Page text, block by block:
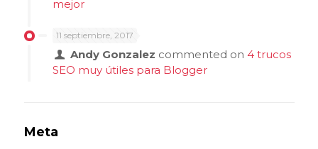
mejor
11 septiembre, 2017
Andy Gonzalez commented on 4 trucos
SEO muy útiles para Blogger
Meta